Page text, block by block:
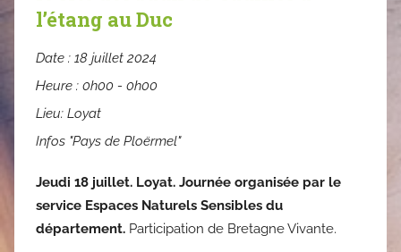
l’étang au Duc
Date : 18 juillet 2024
Heure : 0h00 - 0h00
Lieu: Loyat
Infos "Pays de Ploërmel"
Jeudi 18 juillet. Loyat. Journée organisée par le
service Espaces Naturels Sensibles du
département. Participation de Bretagne Vivante.